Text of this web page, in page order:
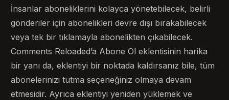
İnsanlar aboneliklerini kolayca yönetebilecek, belirli
gönderiler için abonelikleri devre dışı bırakabilecek
veya tek bir tıklamayla abonelikten çıkabilecek.
Comments Reloaded’a Abone Ol eklentisinin harika
bir yanı da, eklentiyi bir noktada kaldırsanız bile, tüm
abonelerinizi tutma seçeneğiniz olmaya devam
etmesidir. Ayrıca eklentiyi yeniden yüklemek ve